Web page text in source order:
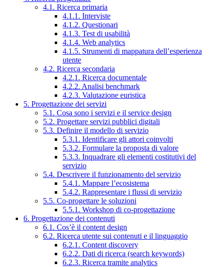
4.1. Ricerca primaria
4.1.1. Interviste
4.1.2. Questionari
4.1.3. Test di usabilità
4.1.4. Web analytics
4.1.5. Strumenti di mappatura dell’esperienza
utente
4.2. Ricerca secondaria
4.2.1. Ricerca documentale
4.2.2. Analisi benchmark
4.2.3. Valutazione euristica
5. Progettazione dei servizi
5.1. Cosa sono i servizi e il service design
5.2. Progettare servizi pubblici digitali
5.3. Definire il modello di servizio
5.3.1. Identificare gli attori coinvolti
5.3.2. Formulare la proposta di valore
5.3.3. Inquadrare gli elementi costitutivi del
servizio
5.4. Descrivere il funzionamento del servizio
5.4.1. Mappare l’ecosistema
5.4.2. Rappresentare i flussi di servizio
5.5. Co-progettare le soluzioni
5.5.1. Workshop di co-progettazione
6. Progettazione dei contenuti
6.1. Cos’è il content design
6.2. Ricerca utente sui contenuti e il linguaggio
6.2.1. Content discovery
6.2.2. Dati di ricerca (search keywords)
6.2.3. Ricerca tramite analytics